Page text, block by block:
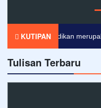
KUTIPAN
Pendidikan
Tulisan Terbaru